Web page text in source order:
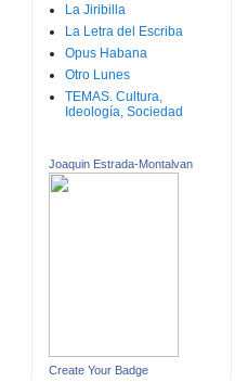
La Jiribilla
La Letra del Escriba
Opus Habana
Otro Lunes
TEMAS. Cultura,
Ideología, Sociedad
Joaquin Estrada-Montalvan
Create Your Badge